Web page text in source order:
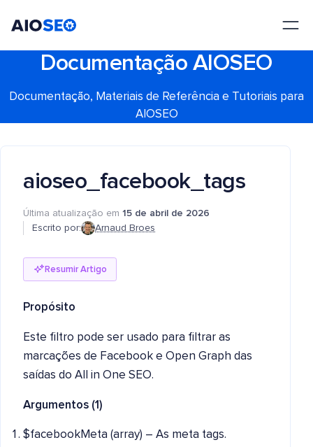
Documentação AIOSEO
Documentação, Materiais de Referência e Tutoriais para
AIOSEO
aioseo_facebook_tags
Última atualização em 15 de abril de 2026
Escrito por:
Arnaud Broes
Resumir Artigo
Propósito
Este filtro pode ser usado para filtrar as
marcações de Facebook e Open Graph das
saídas do All in One SEO.
Argumentos (1)
$facebookMeta (array) – As meta tags.